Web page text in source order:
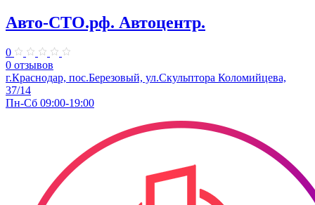
Авто-СТО.рф. Автоцентр.
0
0 отзывов
г.Краснодар, пос.Березовый, ул.Скульптора Коломийцева,
37/14
Пн-Сб 09:00-19:00